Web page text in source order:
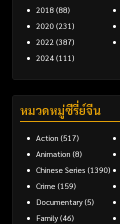
2018 (88)
2020 (231)
2022 (387)
2024(111)
หมวดหมู่ซีรี่ย์จีน
Action (517)
Animation (8)
Chinese Series (1390)
Crime (159)
Documentary(5)
Family(46)